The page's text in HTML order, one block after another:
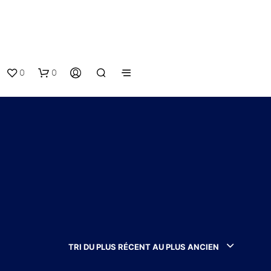
0 0
R
TRI DU PLUS RÉCENT AU PLUS ANCIEN